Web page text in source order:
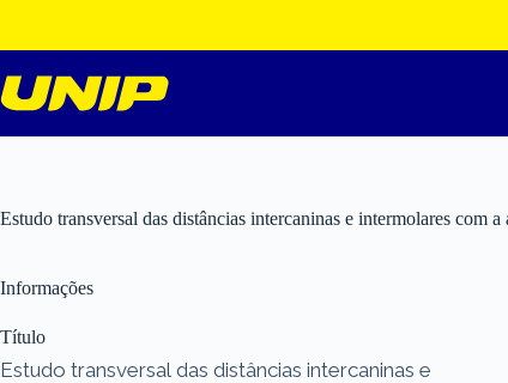
o
conteúdo
Estudo transversal das distâncias intercaninas e intermolares com
Informações
Título
Estudo transversal das distâncias intercaninas e